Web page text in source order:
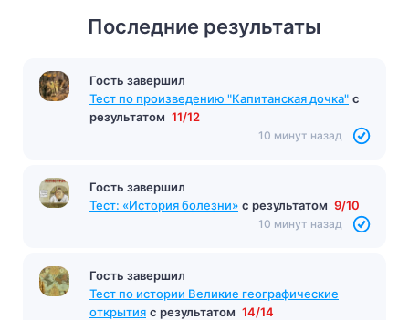
Последние результаты
Гость завершил
Тест по произведению "Капитанская дочка" с
результатом 11/12
10 минут назад
Гость завершил
Тест: «История болезни» с результатом 9/10
10 минут назад
Гость завершил
Тест по истории Великие географические
открытия с результатом 14/14